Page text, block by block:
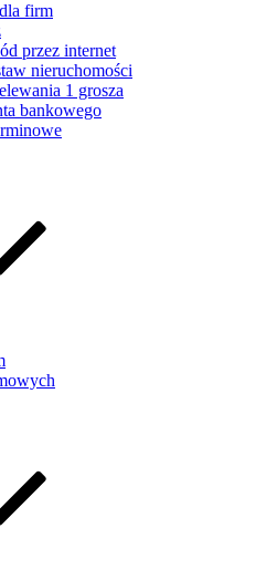
firm
przez internet
nieruchomości
1 grosza
bankowego